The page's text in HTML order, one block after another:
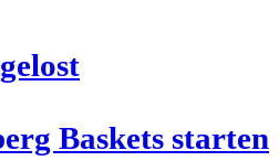
Bas­kets star­ten